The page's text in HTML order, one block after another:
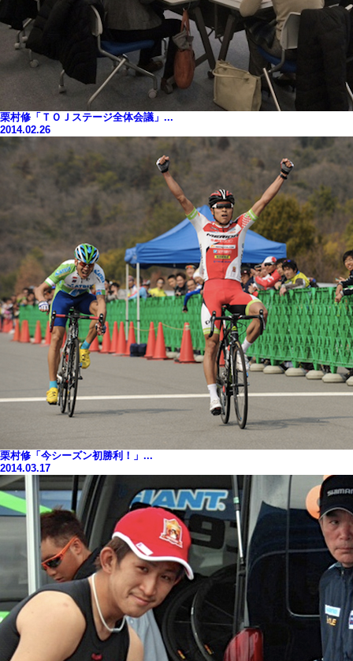
栗村修「ＴＯＪステージ全体会議」...
2014.02.26
栗村修「今シーズン初勝利！」...
2014.03.17